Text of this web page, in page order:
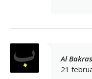
Al
21